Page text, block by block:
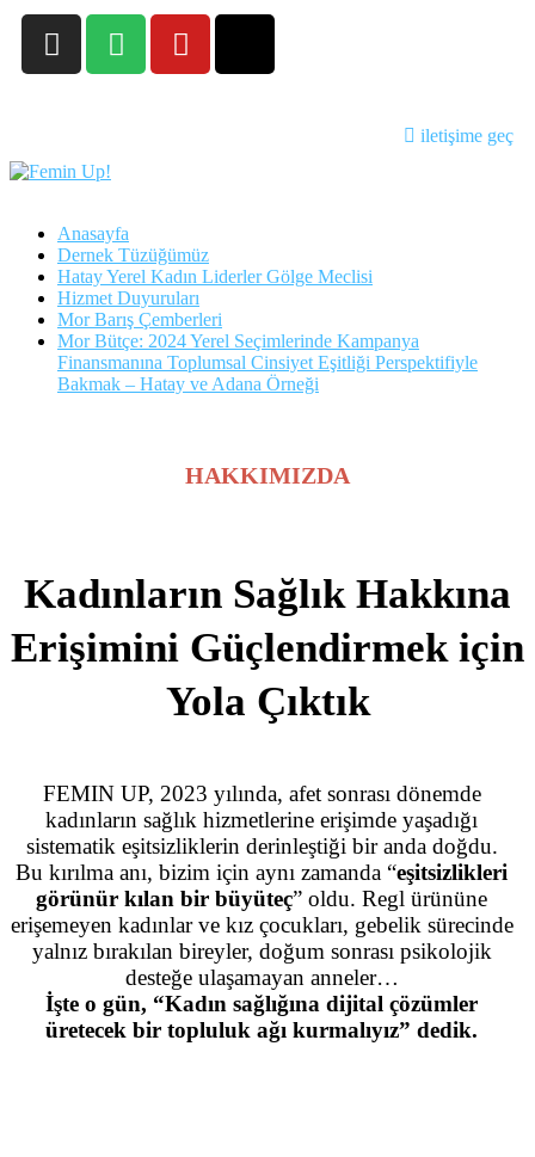
iletişime geç
Anasayfa
Dernek Tüzüğümüz
Hatay Yerel Kadın Liderler Gölge Meclisi
Hizmet Duyuruları
Mor Barış Çemberleri
Mor Bütçe: 2024 Yerel Seçimlerinde Kampanya
Finansmanına Toplumsal Cinsiyet Eşitliği Perspektifiyle
Bakmak – Hatay ve Adana Örneği
HAKKIMIZDA
Kadınların Sağlık Hakkına
Erişimini Güçlendirmek için
Yola Çıktık
FEMIN UP, 2023 yılında, afet sonrası dönemde
kadınların sağlık hizmetlerine erişimde yaşadığı
sistematik eşitsizliklerin derinleştiği bir anda doğdu.
Bu kırılma anı, bizim için aynı zamanda “eşitsizlikleri
görünür kılan bir büyüteç” oldu. Regl ürününe
erişemeyen kadınlar ve kız çocukları, gebelik sürecinde
yalnız bırakılan bireyler, doğum sonrası psikolojik
desteğe ulaşamayan anneler…
İşte o gün, “Kadın sağlığına dijital çözümler
üretecek bir topluluk ağı kurmalıyız” dedik.